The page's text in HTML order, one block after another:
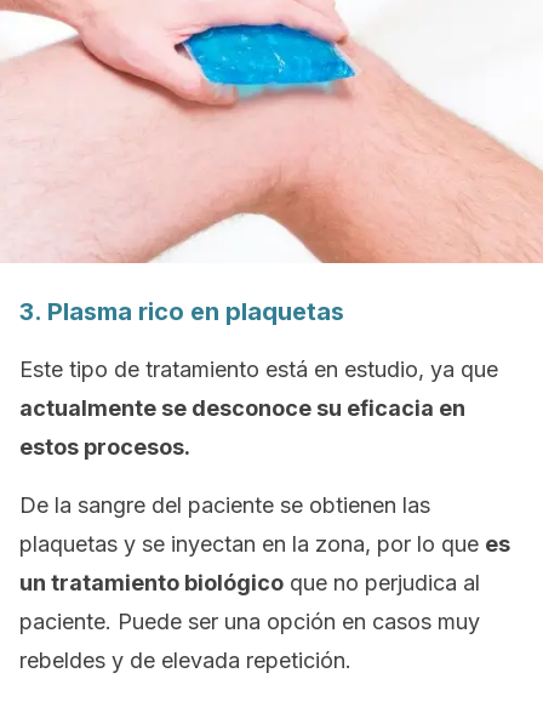
3. Plasma rico en plaquetas
Este tipo de tratamiento está en estudio, ya que
actualmente se desconoce su eficacia en
estos procesos.
De la sangre del paciente se obtienen las
plaquetas y se inyectan en la zona, por lo que es
un tratamiento biológico que no perjudica al
paciente. Puede ser una opción en casos muy
rebeldes y de elevada repetición.